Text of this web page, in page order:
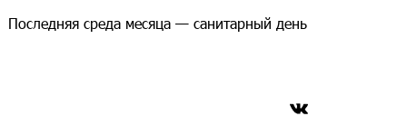
Последняя среда месяца — санитарный день
ВКонтакте